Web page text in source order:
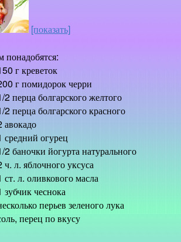
[показать]
понадобятся:
г креветок
г помидорок черри
перца болгарского желтого
перца болгарского красного
огурец
баночки йогурта натурального
л. яблочного уксуса
л. оливкового масла
чеснока
перьев зеленого лука
перец по вкусу